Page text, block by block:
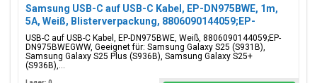
Samsung USB-C auf USB-C Kabel, EP-DN975BWE, 1m,
5A, Weiß, Blisterverpackung, 8806090144059;EP-
DN975BWEGWW
USB-C auf USB-C Kabel, EP-DN975BWE, Weiß, 8806090144059;EP-
DN975BWEGWW, Geeignet für: Samsung Galaxy S25 (S931B),
Samsung Galaxy S25 Plus (S936B), Samsung Galaxy S25+
(S936B),...